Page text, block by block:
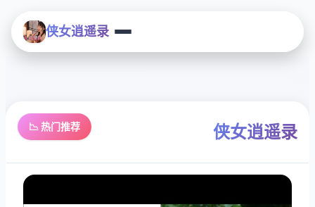
侠女逍遥录
📉 热门推荐 侠女逍遥录